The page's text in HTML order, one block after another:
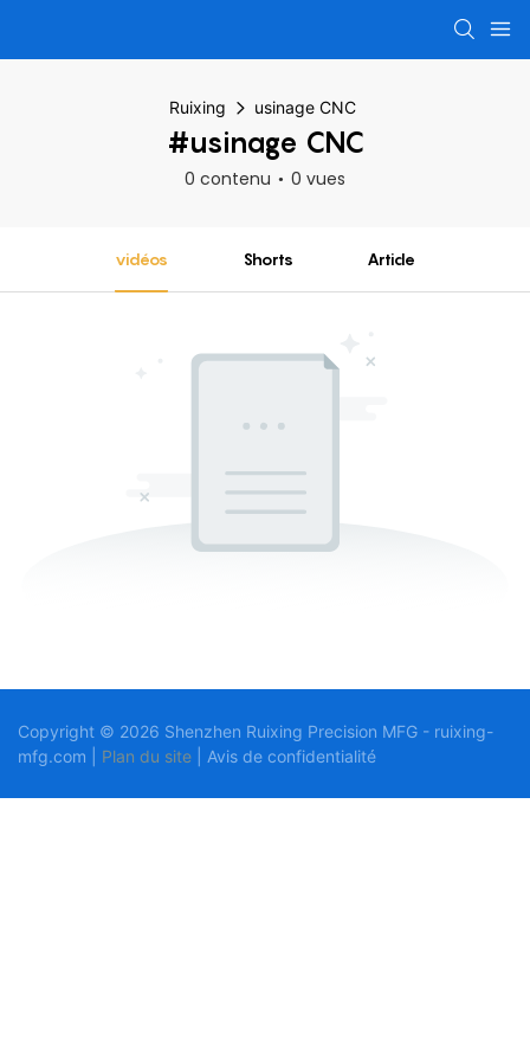
Ruixing usinage CNC
#usinage CNC
0 contenu 0 vues
vidéos Shorts Article
Copyright © 2026 Shenzhen Ruixing Precision MFG - ruixing-
mfg.com | Plan du site Avis de confidentialité